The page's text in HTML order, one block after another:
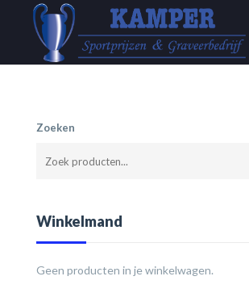
Zoeken
Winkelmand
Geen producten in je winkelwagen.